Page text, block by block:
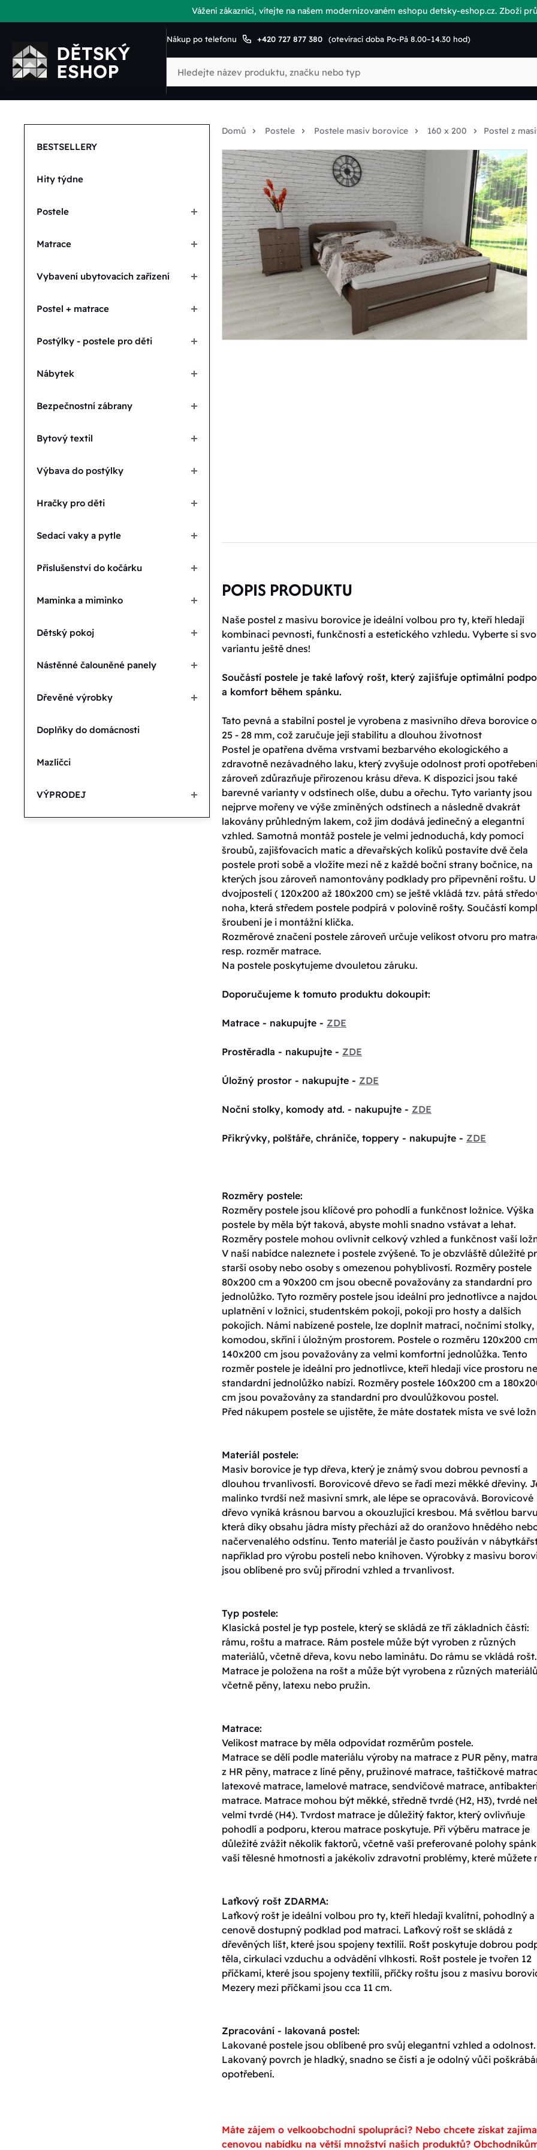
Vážení zákazníci, vítejte na našem modernizovaném eshopu detsky-eshop.cz. Zboží
Nákup po telefonu +420 727 877 380 (otevírací doba Po-Pá 8.00–14.30 hod)
BESTSELLERY
Hity týdne
Postele
Matrace
Vybavení ubytovacích zařízení
Postel + matrace
Postýlky - postele pro děti
Nábytek
Bezpečnostní zábrany
Bytový textil
Výbava do postýlky
Hračky pro děti
Sedací vaky a pytle
Příslušenství do kočárku
Maminka a miminko
Dětský pokoj
Nástěnné čalouněné panely
Dřevěné výrobky
Doplňky do domácnosti
Mazlíčci
VÝPRODEJ
Domů Postele Postele masiv borovice 160 x 200 Postel z
POPIS PRODUKTU
Naše postel z masivu borovice je ideální volbou pro ty, kteří hledají
kombinaci pevnosti, funkčnosti a estetického vzhledu. Vyberte si
variantu ještě dnes!
Součástí postele je také laťový rošt, který zajišťuje optimální
a komfort během spánku.
Tato pevná a stabilní postel je vyrobena z masivního dřeva borovice
25 - 28 mm, což zaručuje její stabilitu a dlouhou životnost
Postel je opatřena dvěma vrstvami bezbarvého ekologického a
zdravotně nezávadného laku, který zvyšuje odolnost proti
zároveň zdůrazňuje přirozenou krásu dřeva. K dispozici jsou také
barevné varianty v odstínech olše, dubu a ořechu. Tyto varianty jsou
nejprve mořeny ve výše zmíněných odstínech a následně dvakrát
lakovány průhledným lakem, což jim dodává jedinečný a elegantní
vzhled. Samotná montáž postele je velmi jednoduchá, kdy pomocí
šroubů, zajišťovacích matic a dřevařských kolíků postavíte dvě čela
postele proti sobě a vložíte mezi ně z každé boční strany bočnice, na
kterých jsou zároveň namontovány podklady pro připevnění roštu. U
dvojpostelí ( 120x200 až 180x200 cm) se ještě vkládá tzv. pátá
noha, která středem postele podpírá v polovině rošty. Součástí
šroubení je i montážní klička.
Rozměrové značení postele zároveň určuje velikost otvoru pro
resp. rozměr matrace.
Na postele poskytujeme dvouletou záruku.
Doporučujeme k tomuto produktu dokoupit:
Matrace - nakupujte - ZDE
Prostěradla - nakupujte - ZDE
Úložný prostor - nakupujte - ZDE
Noční stolky, komody atd. - nakupujte - ZDE
Přikrývky, polštáře, chrániče, toppery - nakupujte - ZDE
Rozměry postele:
Rozměry postele jsou klíčové pro pohodlí a funkčnost ložnice. Výška
postele by měla být taková, abyste mohli snadno vstávat a lehat.
Rozměry postele mohou ovlivnit celkový vzhled a funkčnost vaší
V naší nabídce naleznete i postele zvýšené. To je obzvláště důležité
starší osoby nebo osoby s omezenou pohyblivostí. Rozměry postele
80x200 cm a 90x200 cm jsou obecně považovány za standardní pro
jednolůžko. Tyto rozměry postele jsou ideální pro jednotlivce a
uplatnění v ložnici, studentském pokoji, pokoji pro hosty a dalších
pokojích. Námi nabízené postele, lze doplnit matrací, nočními stolky,
komodou, skříní i úložným prostorem. Postele o rozměru 120x200
140x200 cm jsou považovány za velmi komfortní jednolůžka. Tento
rozměr postele je ideální pro jednotlivce, kteří hledají více prostoru
standardní jednolůžko nabízí. Rozměry postele 160x200 cm a
cm jsou považovány za standardní pro dvoulůžkovou postel.
Před nákupem postele se ujistěte, že máte dostatek místa ve své
Materiál postele:
Masiv borovice je typ dřeva, který je známý svou dobrou pevností a
dlouhou trvanlivostí. Borovicové dřevo se řadí mezi měkké dřeviny.
malinko tvrdší než masivní smrk, ale lépe se opracovává. Borovicové
dřevo vyniká krásnou barvou a okouzlující kresbou. Má světlou
která díky obsahu jádra místy přechází až do oranžovo hnědého
načervenalého odstínu. Tento materiál je často používán v
například pro výrobu postelí nebo knihoven. Výrobky z masivu
jsou oblíbené pro svůj přírodní vzhled a trvanlivost.
Typ postele:
Klasická postel je typ postele, který se skládá ze tří základních částí:
rámu, roštu a matrace. Rám postele může být vyroben z různých
materiálů, včetně dřeva, kovu nebo laminátu. Do rámu se vkládá rošt.
Matrace je položena na rošt a může být vyrobena z různých
včetně pěny, latexu nebo pružin.
Matrace:
Velikost matrace by měla odpovídat rozměrům postele.
Matrace se dělí podle materiálu výroby na matrace z PUR pěny,
z HR pěny, matrace z líné pěny, pružinové matrace, taštičkové
latexové matrace, lamelové matrace, sendvičové matrace,
matrace. Matrace mohou být měkké, středně tvrdé (H2, H3), tvrdé
velmi tvrdé (H4). Tvrdost matrace je důležitý faktor, který ovlivňuje
pohodlí a podporu, kterou matrace poskytuje. Při výběru matrace je
důležité zvážit několik faktorů, včetně vaší preferované polohy
vaší tělesné hmotnosti a jakékoliv zdravotní problémy, které můžete
Laťkový rošt ZDARMA:
Laťkový rošt je ideální volbou pro ty, kteří hledají kvalitní, pohodlný a
cenově dostupný podklad pod matraci. Laťkový rošt se skládá z
dřevěných lišt, které jsou spojeny textilií. Rošt poskytuje dobrou
těla, cirkulaci vzduchu a odvádění vlhkosti. Rošt postele je tvořen 12
příčkami, které jsou spojeny textilií, příčky roštu jsou z masivu
Mezery mezi příčkami jsou cca 11 cm.
Zpracování - lakovaná postel:
Lakované postele jsou oblíbené pro svůj elegantní vzhled a odolnost.
Lakovaný povrch je hladký, snadno se čistí a je odolný vůči
opotřebení.
Máte zájem o velkoobchodní spolupráci? Nebo chcete získat
cenovou nabídku na větší množství našich produktů?